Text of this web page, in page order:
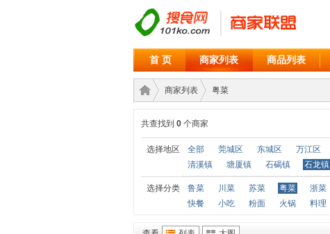
首 页 商家列表 商品列表
商家›
商家列表
›
粤菜
共查找到 0 个商家
选择地区 全部 莞城区 东城区 万江区
清溪镇
塘厦镇 石碣镇 石龙镇
选择分类 鲁菜 川菜 苏菜 粤菜 浙菜
快餐
小吃 粉面 火锅 料理